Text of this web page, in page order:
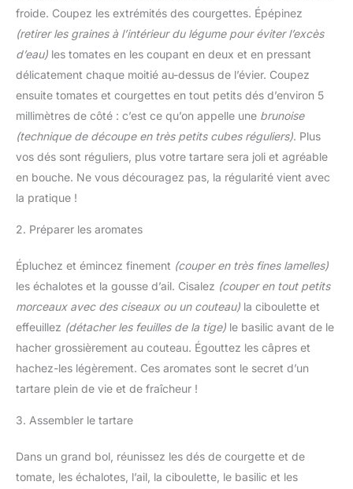
froide. Coupez les extrémités des courgettes. Épépinez
(retirer les graines à l’intérieur du légume pour éviter l’excès
d’eau) les tomates en les coupant en deux et en pressant
délicatement chaque moitié au-dessus de l’évier. Coupez
ensuite tomates et courgettes en tout petits dés d’environ 5
millimètres de côté : c’est ce qu’on appelle une brunoise
(technique de découpe en très petits cubes réguliers). Plus
vos dés sont réguliers, plus votre tartare sera joli et agréable
en bouche. Ne vous découragez pas, la régularité vient avec
la pratique !
2. Préparer les aromates
Épluchez et émincez finement (couper en très fines lamelles)
les échalotes et la gousse d’ail. Cisalez (couper en tout petits
morceaux avec des ciseaux ou un couteau) la ciboulette et
effeuillez (détacher les feuilles de la tige) le basilic avant de le
hacher grossièrement au couteau. Égouttez les câpres et
hachez-les légèrement. Ces aromates sont le secret d’un
tartare plein de vie et de fraîcheur !
3. Assembler le tartare
Dans un grand bol, réunissez les dés de courgette et de
tomate, les échalotes, l’ail, la ciboulette, le basilic et les